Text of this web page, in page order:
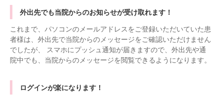
外出先でも当院からのお知らせが受け取れます！
これまで、パソコンのメールアドレスをご登録いただいていた患
者様は、外出先で当院からのメッセージをご確認いただけません
でしたが、 スマホにプッシュ通知が届きますので、外出先や通
院中でも、当院からのメッセージを閲覧できるようになります。
ログインが楽になります！